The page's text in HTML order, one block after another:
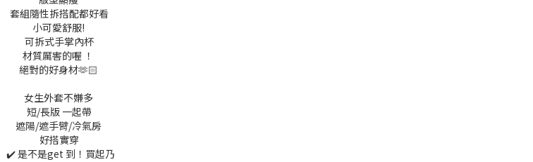
套組隨性拆搭配都好看
小可愛舒服!
可拆式手掌內杯
材質厲害的喔 ！
絕對的好身材🫶🏻
女生外套不嫌多
短/長版 一起帶
遮陽/遮手臂/冷氣房
好搭實穿
✔️ 是不是get 到！買起乃